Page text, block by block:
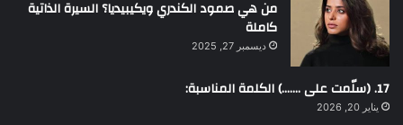
من هي صمود الكندري ويكيبيديا؟ السيرة الذاتية
كاملة
ديسمبر 27, 2025
17. (سلّمت على …….) الكلمة المناسبة:
يناير 20, 2026